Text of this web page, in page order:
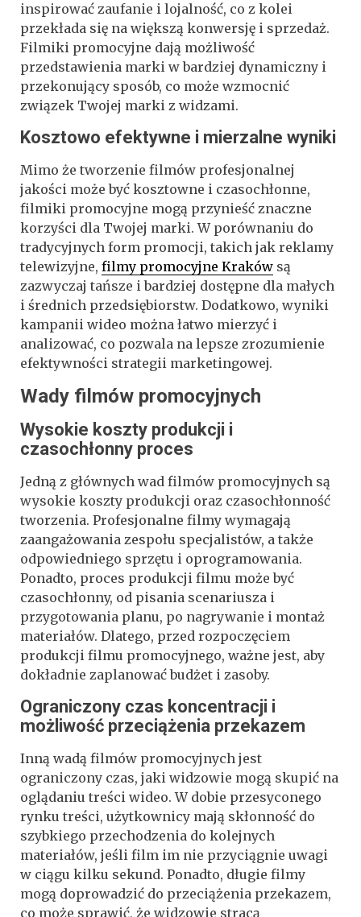
inspirować zaufanie i lojalność, co z kolei
przekłada się na większą konwersję i sprzedaż.
Filmiki promocyjne dają możliwość
przedstawienia marki w bardziej dynamiczny i
przekonujący sposób, co może wzmocnić
związek Twojej marki z widzami.
Kosztowo efektywne i mierzalne wyniki
Mimo że tworzenie filmów profesjonalnej
jakości może być kosztowne i czasochłonne,
filmiki promocyjne mogą przynieść znaczne
korzyści dla Twojej marki. W porównaniu do
tradycyjnych form promocji, takich jak reklamy
telewizyjne, filmy promocyjne Kraków są
zazwyczaj tańsze i bardziej dostępne dla małych
i średnich przedsiębiorstw. Dodatkowo, wyniki
kampanii wideo można łatwo mierzyć i
analizować, co pozwala na lepsze zrozumienie
efektywności strategii marketingowej.
Wady filmów promocyjnych
Wysokie koszty produkcji i
czasochłonny proces
Jedną z głównych wad filmów promocyjnych są
wysokie koszty produkcji oraz czasochłonność
tworzenia. Profesjonalne filmy wymagają
zaangażowania zespołu specjalistów, a także
odpowiedniego sprzętu i oprogramowania.
Ponadto, proces produkcji filmu może być
czasochłonny, od pisania scenariusza i
przygotowania planu, po nagrywanie i montaż
materiałów. Dlatego, przed rozpoczęciem
produkcji filmu promocyjnego, ważne jest, aby
dokładnie zaplanować budżet i zasoby.
Ograniczony czas koncentracji i
możliwość przeciążenia przekazem
Inną wadą filmów promocyjnych jest
ograniczony czas, jaki widzowie mogą skupić na
oglądaniu treści wideo. W dobie przesyconego
rynku treści, użytkownicy mają skłonność do
szybkiego przechodzenia do kolejnych
materiałów, jeśli film im nie przyciągnie uwagi
w ciągu kilku sekund. Ponadto, długie filmy
mogą doprowadzić do przeciążenia przekazem,
co może sprawić, że widzowie stracą